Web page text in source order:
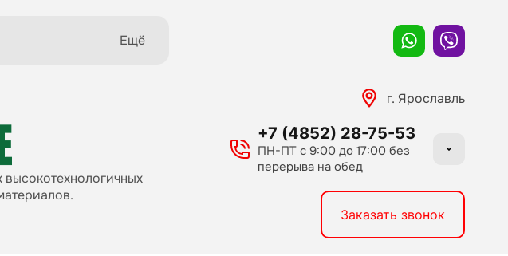
Ещё
г. Ярославль
+7 (4852) 28-75-53
ПН-ПТ с 9:00 до 17:00 без
перерыва на обед
Заказать звонок